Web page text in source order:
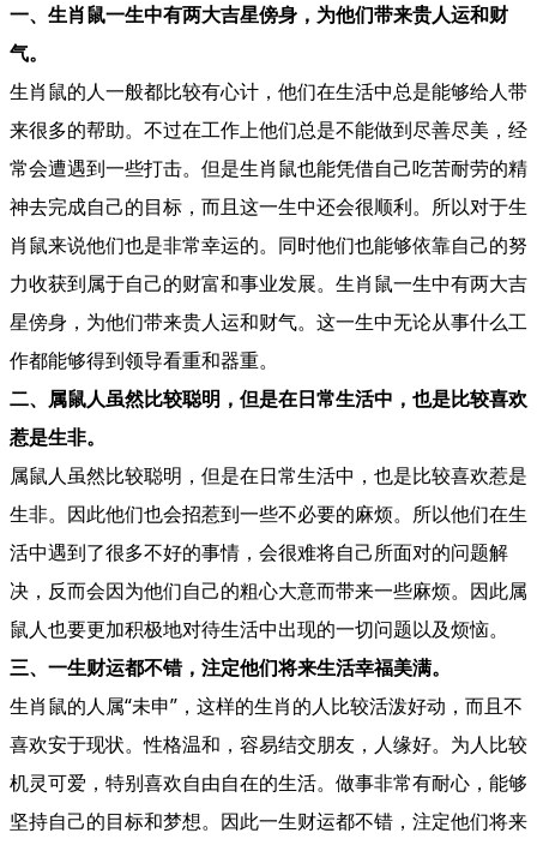
一、 生肖鼠一生中有两大吉星傍身，为他们带来贵人运和财
气。
生肖鼠的人一般都比较有心计，他们在生活中总是能够给人带
来很多的帮助。不过在工作上他们总是不能做到尽善尽美，经
常会遭遇到一些打击。但是生肖鼠也能凭借自己吃苦耐劳的精
神去完成自己的目标，而且这一生中还会很顺利。所以对于生
肖鼠来说他们也是非常幸运的。同时他们也能够依靠自己的努
力收获到属于自己的财富和事业发展。生肖鼠一生中有两大吉
星傍身，为他们带来贵人运和财气。这一生中无论从事什么工
作都能够得到领导看重和器重。
二、 属鼠人虽然比较聪明，但是在日常生活中，也是比较喜欢
惹是生非。
属鼠人虽然比较聪明，但是在日常生活中，也是比较喜欢惹是
生非。因此他们也会招惹到一些不必要的麻烦。所以他们在生
活中遇到了很多不好的事情，会很难将自己所面对的问题解
决，反而会因为他们自己的粗心大意而带来一些麻烦。因此属
鼠人也要更加积极地对待生活中出现的一切问题以及烦恼。
三、 一生财运都不错，注定他们将来生活幸福美满。
生肖鼠的人属“未申”，这样的生肖的人比较活泼好动，而且不
喜欢安于现状。性格温和，容易结交朋友，人缘好。为人比较
机灵可爱，特别喜欢自由自在的生活。做事非常有耐心，能够
坚持自己的目标和梦想。因此一生财运都不错，注定他们将来